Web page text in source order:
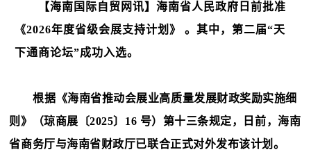
【海南国际自贸网讯】海南省人民政府日前批准
《2026年度省级会展支持计划》 。其中，第二届“天
下通商论坛”成功入选。
根据《海南省推动会展业高质量发展财政奖励实施细
则》（琼商展〔2025〕16 号）第十三条规定，日前，海南
省商务厅与海南省财政厅已联合正式对外发布该计划。